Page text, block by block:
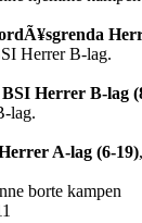
Herrer B-lag.
Herrer B-lag
lag.
A-lag (6-19)
borte kampen